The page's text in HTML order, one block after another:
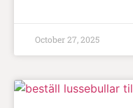
October 27, 2025